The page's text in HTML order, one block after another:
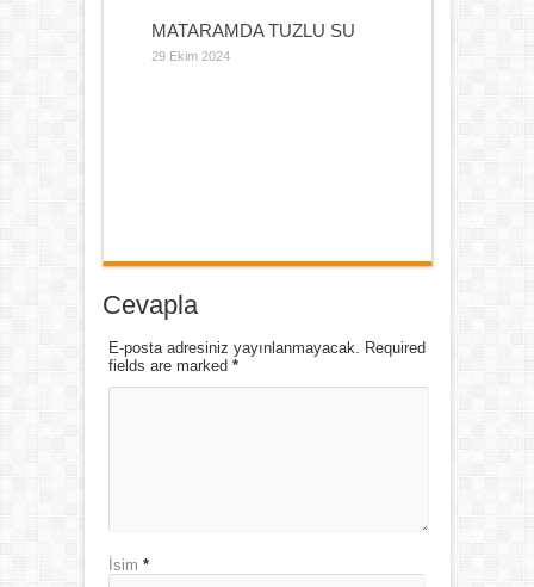
MATARAMDA TUZLU SU
29 Ekim 2024
Cevapla
E-posta adresiniz yayınlanmayacak. Required
fields are marked *
İsim *